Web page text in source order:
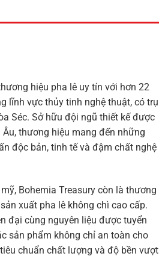
hiệu pha lê uy tín với hơn 22
lĩnh vực thủy tinh nghệ thuật, có trụ
Séc. Sở hữu đội ngũ thiết kế được
thương hiệu mang đến những
độc bản, tinh tế và đậm chất nghệ
Bohemia Treasury còn là thương
xuất pha lê không chì cao cấp.
đại cùng nguyên liệu được tuyển
sản phẩm không chỉ an toàn cho
chuẩn chất lượng và độ bền vượt